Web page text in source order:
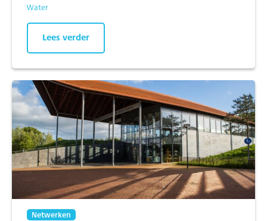
Water
Lees verder
Netwerken